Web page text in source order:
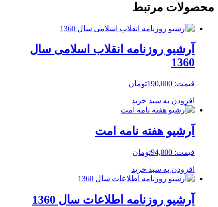
محصولات مرتبط
آرشیو روزنامه انقلاب اسلامی سال
1360
قیمت: 190,000تومان
افزودن به سبد خرید
آرشیو هفته نامه امت
قیمت: 94,800تومان
افزودن به سبد خرید
آرشیو روزنامه اطلاعات سال 1360